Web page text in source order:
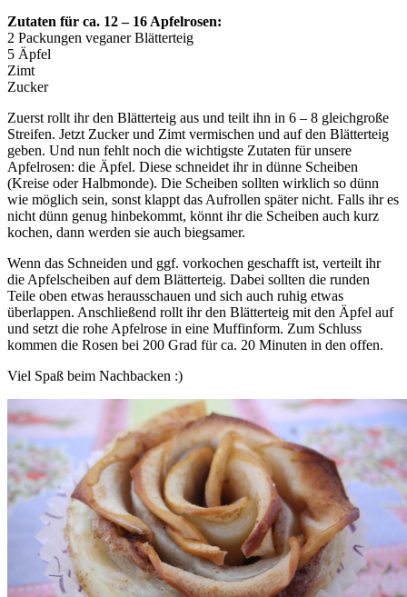
Zutaten für ca. 12 – 16 Apfelrosen:
2 Packungen veganer Blätterteig
5 Äpfel
Zimt
Zucker
Zuerst rollt ihr den Blätterteig aus und teilt ihn in 6 – 8 gleichgroße
Streifen. Jetzt Zucker und Zimt vermischen und auf den Blätterteig
geben. Und nun fehlt noch die wichtigste Zutaten für unsere
Apfelrosen: die Äpfel. Diese schneidet ihr in dünne Scheiben
(Kreise oder Halbmonde). Die Scheiben sollten wirklich so dünn
wie möglich sein, sonst klappt das Aufrollen später nicht. Falls ihr es
nicht dünn genug hinbekommt, könnt ihr die Scheiben auch kurz
kochen, dann werden sie auch biegsamer.
Wenn das Schneiden und ggf. vorkochen geschafft ist, verteilt ihr
die Apfelscheiben auf dem Blätterteig. Dabei sollten die runden
Teile oben etwas herausschauen und sich auch ruhig etwas
überlappen. Anschließend rollt ihr den Blätterteig mit den Äpfel auf
und setzt die rohe Apfelrose in eine Muffinform. Zum Schluss
kommen die Rosen bei 200 Grad für ca. 20 Minuten in den offen.
Viel Spaß beim Nachbacken :)